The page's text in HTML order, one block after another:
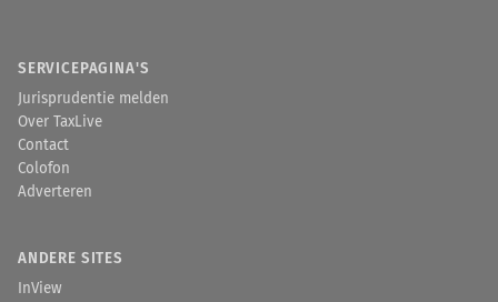
SERVICEPAGINA'S
Jurisprudentie melden
Over TaxLive
Contact
Colofon
Adverteren
ANDERE SITES
InView